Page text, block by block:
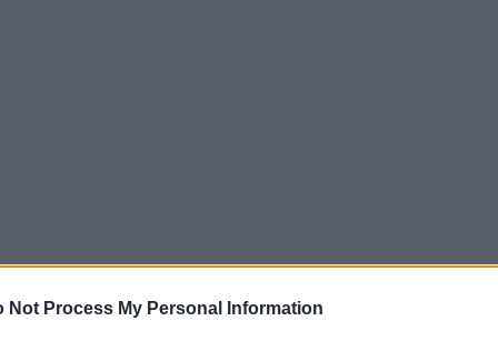
Not Process My Personal Information
ένα ιστορικό βιβλίο για να κατοχυρώσει την